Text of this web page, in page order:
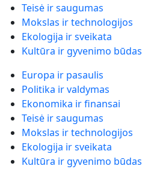
Teisė ir saugumas
Mokslas ir technologijos
Ekologija ir sveikata
Kultūra ir gyvenimo būdas
Europa ir pasaulis
Politika ir valdymas
Ekonomika ir finansai
Teisė ir saugumas
Mokslas ir technologijos
Ekologija ir sveikata
Kultūra ir gyvenimo būdas